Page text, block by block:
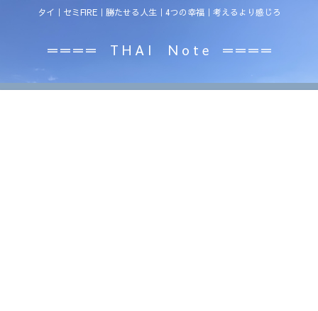
タイ｜セミFIRE｜勝たせる人生｜4つの幸福｜考えるより感じろ
＝＝＝＝ T H A I N o t e ＝＝＝＝